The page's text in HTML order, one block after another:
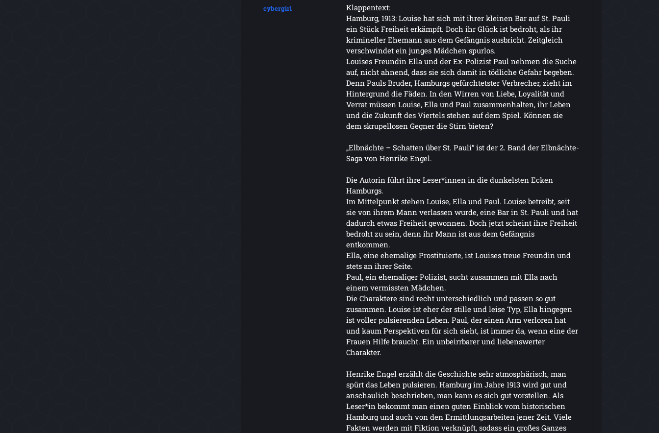
cybergirl
Klappentext:
Hamburg, 1913: Louise hat sich mit ihrer kleinen Bar auf St. Pauli
ein Stück Freiheit erkämpft. Doch ihr Glück ist bedroht, als ihr
krimineller Ehemann aus dem Gefängnis ausbricht. Zeitgleich
verschwindet ein junges Mädchen spurlos.
Louises Freundin Ella und der Ex-Polizist Paul nehmen die Suche
auf, nicht ahnend, dass sie sich damit in tödliche Gefahr begeben.
Denn Pauls Bruder, Hamburgs gefürchtetster Verbrecher, zieht im
Hintergrund die Fäden. In den Wirren von Liebe, Loyalität und
Verrat müssen Louise, Ella und Paul zusammenhalten, ihr Leben
und die Zukunft des Viertels stehen auf dem Spiel. Können sie
dem skrupellosen Gegner die Stirn bieten?
„Elbnächte – Schatten über St. Pauli“ ist der 2. Band der Elbnächte-
Saga von Henrike Engel.
Die Autorin führt ihre Leser*innen in die dunkelsten Ecken
Hamburgs.
Im Mittelpunkt stehen Louise, Ella und Paul. Louise betreibt, seit
sie von ihrem Mann verlassen wurde, eine Bar in St. Pauli und hat
dadurch etwas Freiheit gewonnen. Doch jetzt scheint ihre Freiheit
bedroht zu sein, denn ihr Mann ist aus dem Gefängnis
entkommen.
Ella, eine ehemalige Prostituierte, ist Louises treue Freundin und
stets an ihrer Seite.
Paul, ein ehemaliger Polizist, sucht zusammen mit Ella nach
einem vermissten Mädchen.
Die Charaktere sind recht unterschiedlich und passen so gut
zusammen. Louise ist eher der stille und leise Typ, Ella hingegen
ist voller pulsierenden Leben. Paul, der einen Arm verloren hat
und kaum Perspektiven für sich sieht, ist immer da, wenn eine der
Frauen Hilfe braucht. Ein unbeirrbarer und liebenswerter
Charakter.
Henrike Engel erzählt die Geschichte sehr atmosphärisch, man
spürt das Leben pulsieren. Hamburg im Jahre 1913 wird gut und
anschaulich beschrieben, man kann es sich gut vorstellen. Als
Leser*in bekommt man einen guten Einblick vom historischen
Hamburg und auch von den Ermittlungsarbeiten jener Zeit. Viele
Fakten werden mit Fiktion verknüpft, sodass ein großes Ganzes